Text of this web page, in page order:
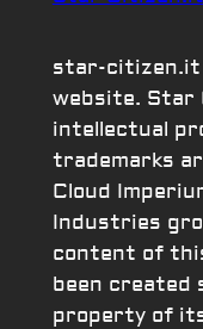
star-citizen.it
website. Star
intellectual
trademarks
Cloud
Industries
content of
been
property of